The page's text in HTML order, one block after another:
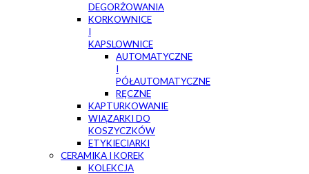
DEGORŻOWANIA
KORKOWNICE
I
KAPSLOWNICE
AUTOMATYCZNE
I
PÓŁAUTOMATYCZNE
RĘCZNE
KAPTURKOWANIE
WIĄZARKI DO
KOSZYCZKÓW
ETYKIECIARKI
CERAMIKA I KOREK
KOLEKCJA